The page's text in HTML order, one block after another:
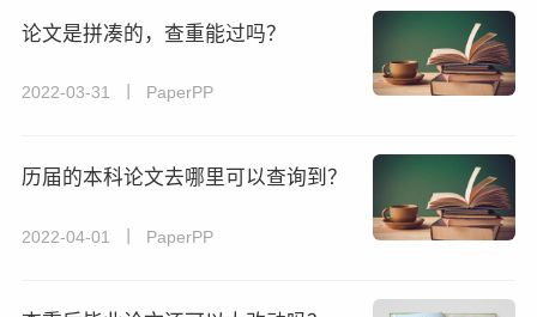
论文是拼凑的，查重能过吗？
2022-03-31 丨 PaperPP
历届的本科论文去哪里可以查询到？
2022-04-01 丨 PaperPP